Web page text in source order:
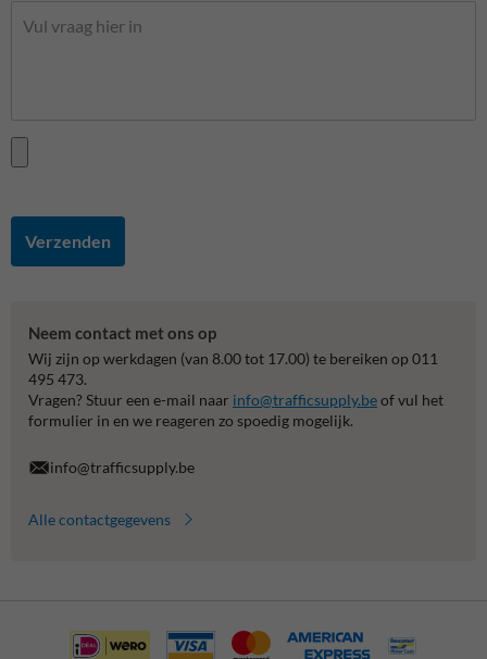
Verzenden
Neem contact met ons op
Wij zijn op werkdagen (van 8.00 tot 17.00) te bereiken op 011
495 473.
Vragen? Stuur een e-mail naar info@trafficsupply.beof vul het
formulier in en we reageren zo spoedig mogelijk.
info@trafficsupply.be
Alle contactgegevens